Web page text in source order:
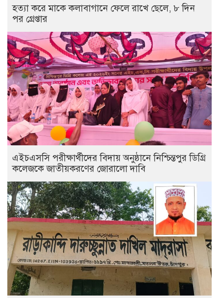
হত্যা করে মাকে কলাবাগানে ফেলে রাখে ছেলে, ৮ দিন
পর গ্রেপ্তার
এইচএসসি পরীক্ষার্থীদের বিদায় অনুষ্ঠানে নিশ্চিন্তপুর ডিগ্রি
কলেজকে জাতীয়করণের জোরালো দাবি